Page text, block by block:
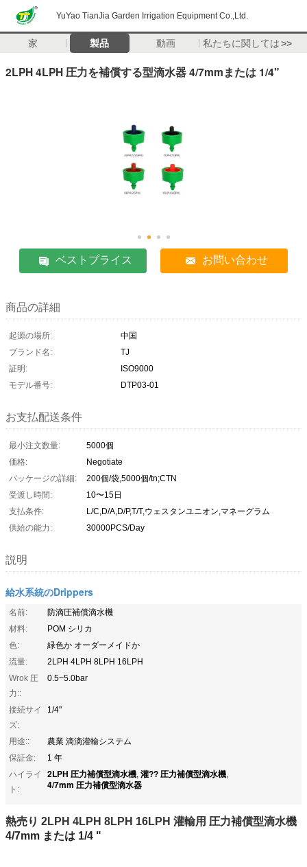
YuYao TianJia Garden Irrigation Equipment Co.,Ltd.
家 製品 動画 私たちに関しては>>
2LPH 4LPH 圧力を補償する型滴水器 4/7mmまたは 1/4"
ベストプライス お問い合わせ
商品の詳細
起源の場所:
中国
ブランド名:
TJ
証明:
ISO9000
モデル番号:
DTP03-01
お支払配送条件
最小注文数量:
5000個
価格:
Negotiate
パッケージの詳細:
200個/袋,5000個/tn;CTN
受渡し時間:
10〜15日
支払条件:
L/C,D/A,D/P,T/T,ウェスタンユニオン,マネーグラム
供給の能力:
30000PCS/Day
説明
給水系統のDrippers
名前:
防滴圧補償滴水機
材料:
POM シリカ
色:
緑色か オーダーメイドか
流量:
2LPH 4LPH 8LPH 16LPH
Wrok 圧
力::
0.5~5.0bar
接続サイ
ズ:
1/4"
用途::
農業 滴滴灌輸システム
保証金:
1 年
ハイライ
ト:
2LPH 圧力補償型滴水機, 灌?? 圧力補償型滴水機,
4/7mm 圧力補償型滴水器
熱売り 2LPH 4LPH 8LPH 16LPH 灌輸用 圧力補償型滴水機
4/7mm または 1/4 "